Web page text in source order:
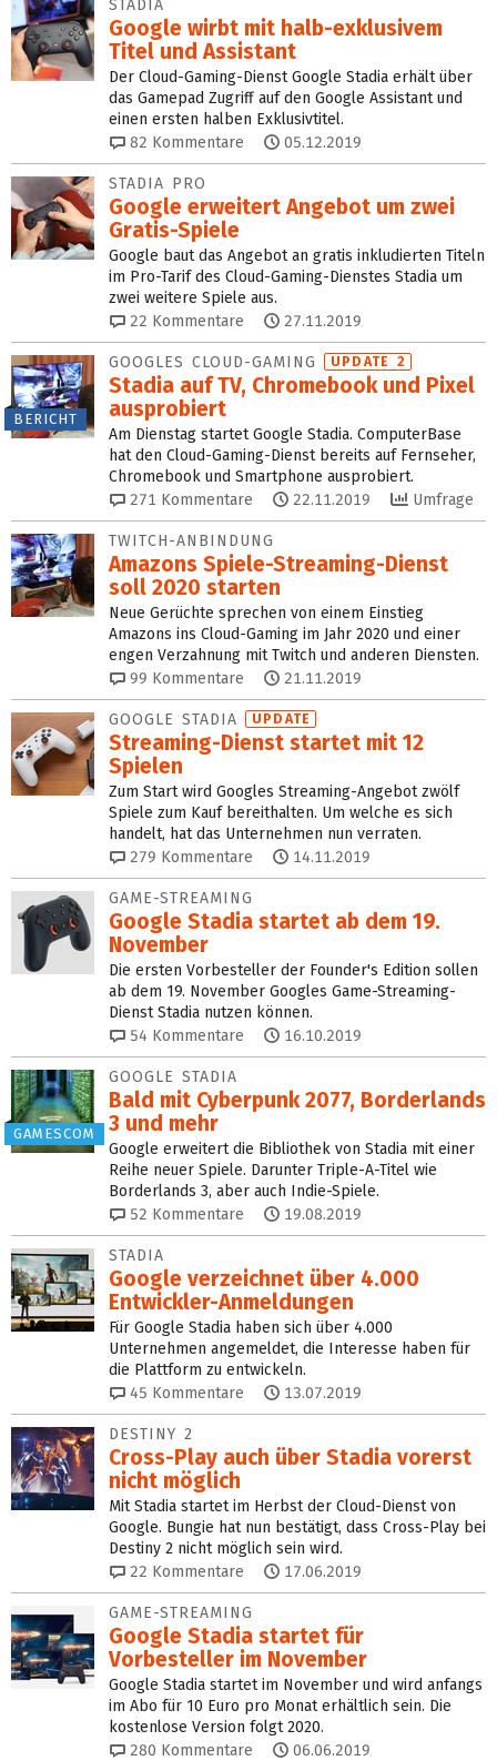
STADIA
Google wirbt mit halb-exklusivem
Titel und Assistant
Der Cloud-Gaming-Dienst Google Stadia erhält über
das Gamepad Zugriff auf den Google Assistant und
einen ersten halben Exklusivtitel.
82 Kommentare 05.12.2019
STADIA PRO
Google erweitert Angebot um zwei
Gratis-Spiele
Google baut das Angebot an gratis inkludierten Titeln
im Pro-Tarif des Cloud-Gaming-Dienstes Stadia um
zwei weitere Spiele aus.
22 Kommentare 27.11.2019
BERICHT
GOOGLES CLOUD-GAMING UPDATE 2
Stadia auf TV, Chromebook und Pixel
ausprobiert
Am Dienstag startet Google Stadia. ComputerBase
hat den Cloud-Gaming-Dienst bereits auf Fernseher,
Chromebook und Smartphone ausprobiert.
271 Kommentare 22.11.2019 Umfrage
TWITCH-ANBINDUNG
Amazons Spiele-Streaming-Dienst
soll 2020 starten
Neue Gerüchte sprechen von einem Einstieg
Amazons ins Cloud-Gaming im Jahr 2020 und einer
engen Verzahnung mit Twitch und anderen Diensten.
99 Kommentare 21.11.2019
GOOGLE STADIA UPDATE
Streaming-Dienst startet mit 12
Spielen
Zum Start wird Googles Streaming-Angebot zwölf
Spiele zum Kauf bereithalten. Um welche es sich
handelt, hat das Unternehmen nun verraten.
279 Kommentare 14.11.2019
GAME-STREAMING
Google Stadia startet ab dem 19.
November
Die ersten Vorbesteller der Founder's Edition sollen
ab dem 19. November Googles Game-Streaming-
Dienst Stadia nutzen können.
54 Kommentare 16.10.2019
GAMESCOM
GOOGLE STADIA
Bald mit Cyberpunk 2077, Borderlands
3 und mehr
Google erweitert die Bibliothek von Stadia mit einer
Reihe neuer Spiele. Darunter Triple-A-Titel wie
Borderlands 3, aber auch Indie-Spiele.
52 Kommentare 19.08.2019
STADIA
Google verzeichnet über 4.000
Entwickler-Anmeldungen
Für Google Stadia haben sich über 4.000
Unternehmen angemeldet, die Interesse haben für
die Plattform zu entwickeln.
45 Kommentare 13.07.2019
DESTINY 2
Cross-Play auch über Stadia vorerst
nicht möglich
Mit Stadia startet im Herbst der Cloud-Dienst von
Google. Bungie hat nun bestätigt, dass Cross-Play bei
Destiny 2 nicht möglich sein wird.
22 Kommentare 17.06.2019
GAME-STREAMING
Google Stadia startet für
Vorbesteller im November
Google Stadia startet im November und wird anfangs
im Abo für 10 Euro pro Monat erhältlich sein. Die
kostenlose Version folgt 2020.
280 Kommentare 06.06.2019